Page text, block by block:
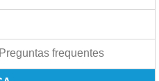
Preguntas frequentes